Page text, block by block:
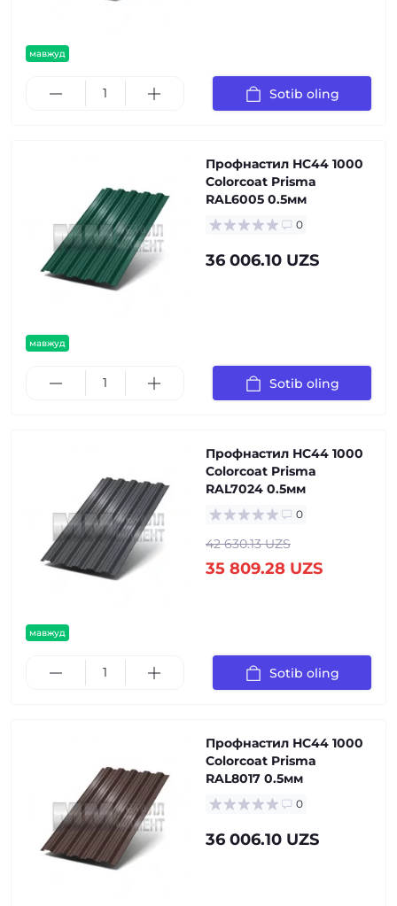
мавжуд
Sotib oling
мавжуд
Профнастил НС44 1000
Colorcoat Prisma
RAL6005 0.5мм
0
36 006.10 UZS
Sotib oling
мавжуд
Профнастил НС44 1000
Colorcoat Prisma
RAL7024 0.5мм
0
42 630.13 UZS
35 809.28 UZS
Sotib oling
Профнастил НС44 1000
Colorcoat Prisma
RAL8017 0.5мм
0
36 006.10 UZS